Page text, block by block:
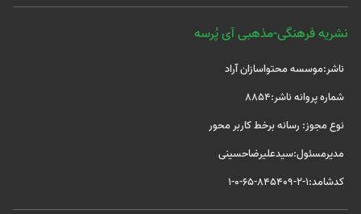
نشریه فرهنگی-مذهبی آی پُرسه
ناشر:موسسه محتواسازان آراد
شماره پروانه ناشر:8854
نوع مجوز: رسانه برخط کاربر محور
مدیرمسئول:سیدعلیرضاحسینی
کدشامد:1-2-845409-65-0-1